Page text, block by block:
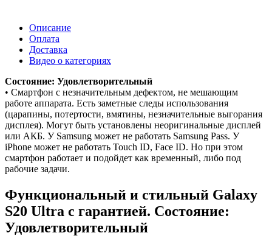
Описание
Оплата
Доставка
Видео о категориях
Состояние: Удовлетворительный
• Смартфон с незначительным дефектом, не мешающим
работе аппарата. Есть заметные следы использования
(царапины, потертости, вмятины, незначительные выгорания
дисплея). Могут быть установлены неоригинальные дисплей
или АКБ. У Samsung может не работать Samsung Pass. У
iPhone может не работать Touch ID, Face ID. Но при этом
смартфон работает и подойдет как временный, либо под
рабочие задачи.
Функциональный и стильный Galaxy
S20 Ultra с гарантией. Состояние:
Удовлетворительный